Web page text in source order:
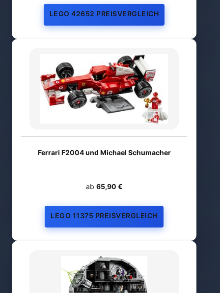
LEGO 42652 PREISVERGLEICH
Ferrari F2004 und Michael Schumacher
ab 65,90 €
LEGO 11375 PREISVERGLEICH